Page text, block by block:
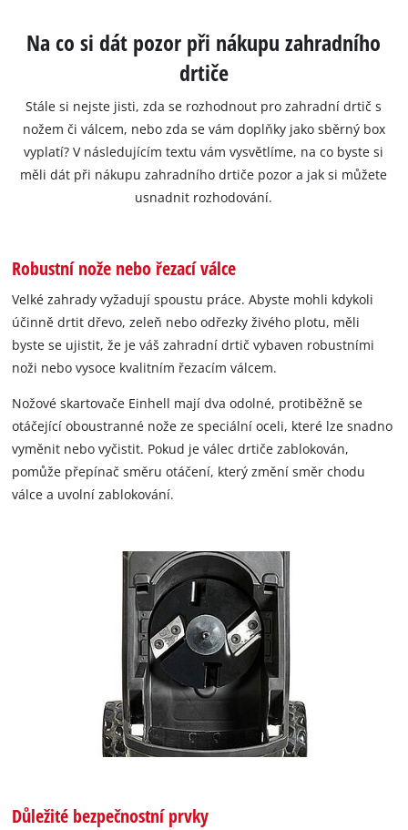
Na co si dát pozor při nákupu zahradního
drtiče
Stále si nejste jisti, zda se rozhodnout pro zahradní drtič s
nožem či válcem, nebo zda se vám doplňky jako sběrný box
vyplatí? V následujícím textu vám vysvětlíme, na co byste si
měli dát při nákupu zahradního drtiče pozor a jak si můžete
usnadnit rozhodování.
Robustní nože nebo řezací válce
Velké zahrady vyžadují spoustu práce. Abyste mohli kdykoli
účinně drtit dřevo, zeleň nebo odřezky živého plotu, měli
byste se ujistit, že je váš zahradní drtič vybaven robustními
noži nebo vysoce kvalitním řezacím válcem.
Nožové skartovače Einhell mají dva odolné, protiběžně se
otáčející oboustranné nože ze speciální oceli, které lze snadno
vyměnit nebo vyčistit. Pokud je válec drtiče zablokován,
pomůže přepínač směru otáčení, který změní směr chodu
válce a uvolní zablokování.
Důležité bezpečnostní prvky